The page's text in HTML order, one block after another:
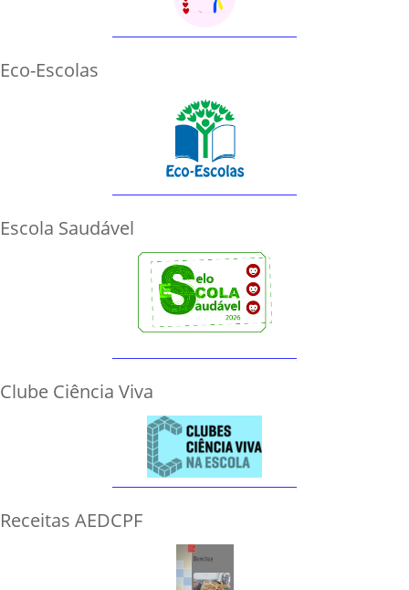
Eco-Escolas
Escola Saudável
Clube Ciência Viva
Receitas AEDCPF